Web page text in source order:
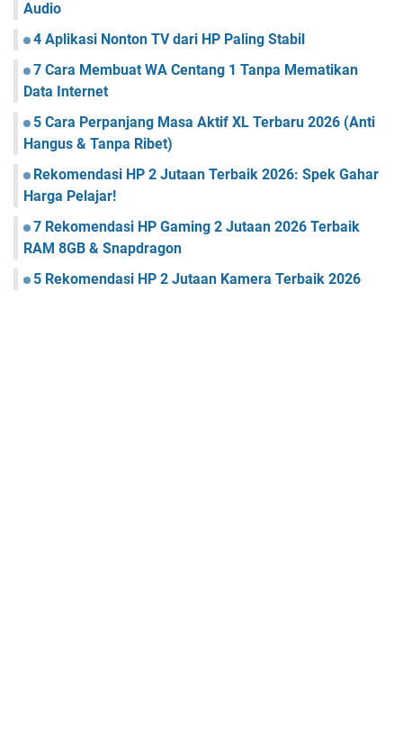
Audio
4 Aplikasi Nonton TV dari HP Paling Stabil
7 Cara Membuat WA Centang 1 Tanpa Mematikan
Data Internet
5 Cara Perpanjang Masa Aktif XL Terbaru 2026 (Anti
Hangus & Tanpa Ribet)
Rekomendasi HP 2 Jutaan Terbaik 2026: Spek Gahar
Harga Pelajar!
7 Rekomendasi HP Gaming 2 Jutaan 2026 Terbaik
RAM 8GB & Snapdragon
5 Rekomendasi HP 2 Jutaan Kamera Terbaik 2026